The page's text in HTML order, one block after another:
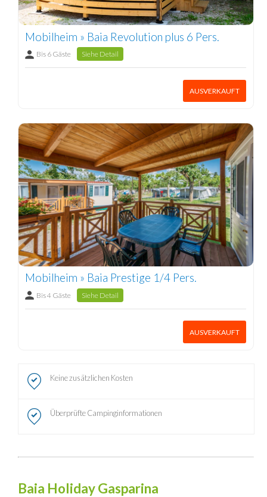
Mobilheim » Baia Revolution plus 6 Pers.
Bis 6 Gäste Siehe Detail
AUSVERKAUFT
Mobilheim » Baia Prestige 1/4 Pers.
Bis 4 Gäste Siehe Detail
AUSVERKAUFT
Keine zusätzlichen Kosten
Überprüfte Campinginformationen
Baia Holiday Gasparina